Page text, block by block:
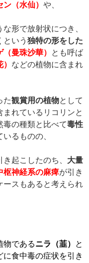
ン（水仙）や、
形で放射状につき、
という独特の形をした
曼珠沙華） とも呼ば
などの植物に含まれ
た観賞用の植物として
れているリコリンと
毒の種類と比べて毒性
るものの、
起こしたのち、 大量
枢神経系の麻痺が引き
ースもあると考えられ
物であるニラ（韮） と
食中毒の症状を引き